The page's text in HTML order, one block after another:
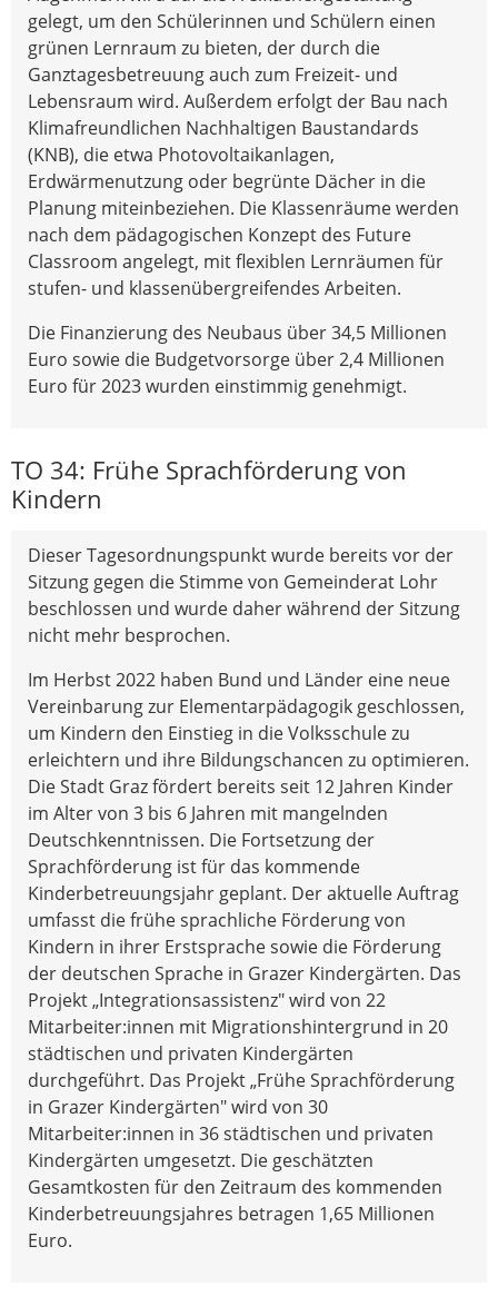
gelegt, um den Schülerinnen und Schülern einen
grünen Lernraum zu bieten, der durch die
Ganztagesbetreuung auch zum Freizeit- und
Lebensraum wird. Außerdem erfolgt der Bau nach
Klimafreundlichen Nachhaltigen Baustandards
(KNB), die etwa Photovoltaikanlagen,
Erdwärmenutzung oder begrünte Dächer in die
Planung miteinbeziehen. Die Klassenräume werden
nach dem pädagogischen Konzept des Future
Classroom angelegt, mit flexiblen Lernräumen für
stufen- und klassenübergreifendes Arbeiten.
Die Finanzierung des Neubaus über 34,5 Millionen
Euro sowie die Budgetvorsorge über 2,4 Millionen
Euro für 2023 wurden einstimmig genehmigt.
TO 34: Frühe Sprachförderung von
Kindern
Dieser Tagesordnungspunkt wurde bereits vor der
Sitzung gegen die Stimme von Gemeinderat Lohr
beschlossen und wurde daher während der Sitzung
nicht mehr besprochen.
Im Herbst 2022 haben Bund und Länder eine neue
Vereinbarung zur Elementarpädagogik geschlossen,
um Kindern den Einstieg in die Volksschule zu
erleichtern und ihre Bildungschancen zu optimieren.
Die Stadt Graz fördert bereits seit 12 Jahren Kinder
im Alter von 3 bis 6 Jahren mit mangelnden
Deutschkenntnissen. Die Fortsetzung der
Sprachförderung ist für das kommende
Kinderbetreuungsjahr geplant. Der aktuelle Auftrag
umfasst die frühe sprachliche Förderung von
Kindern in ihrer Erstsprache sowie die Förderung
der deutschen Sprache in Grazer Kindergärten. Das
Projekt „Integrationsassistenz" wird von 22
Mitarbeiter:innen mit Migrationshintergrund in 20
städtischen und privaten Kindergärten
durchgeführt. Das Projekt „Frühe Sprachförderung
in Grazer Kindergärten" wird von 30
Mitarbeiter:innen in 36 städtischen und privaten
Kindergärten umgesetzt. Die geschätzten
Gesamtkosten für den Zeitraum des kommenden
Kinderbetreuungsjahres betragen 1,65 Millionen
Euro.